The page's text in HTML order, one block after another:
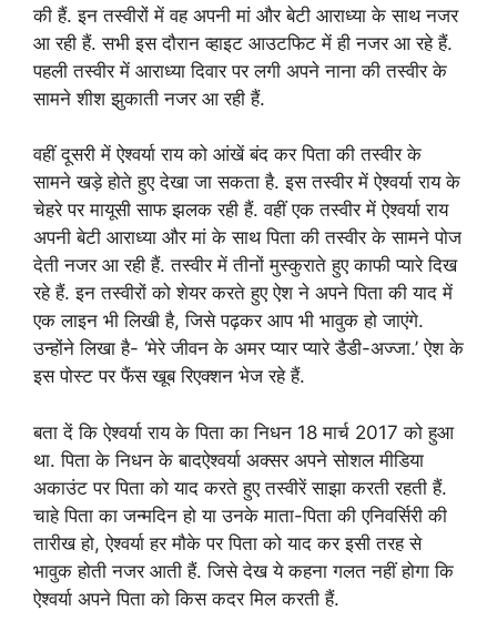
की हैं. इन तस्वीरों में वह अपनी मां और बेटी आराध्या के साथ नजर
आ रही हैं. सभी इस दौरान व्हाइट आउटफिट में ही नजर आ रहे हैं.
पहली तस्वीर में आराध्या दिवार पर लगी अपने नाना की तस्वीर के
सामने शीश झुकाती नजर आ रही हैं.
वहीं दूसरी में ऐश्वर्या राय को आंखें बंद कर पिता की तस्वीर के
सामने खड़े होते हुए देखा जा सकता है. इस तस्वीर में ऐश्वर्या राय के
चेहरे पर मायूसी साफ झलक रही हैं. वहीं एक तस्वीर में ऐश्वर्या राय
अपनी बेटी आराध्या और मां के साथ पिता की तस्वीर के सामने पोज
देती नजर आ रही हैं. तस्वीर में तीनों मुस्कुराते हुए काफी प्यारे दिख
रहे हैं. इन तस्वीरों को शेयर करते हुए ऐश ने अपने पिता की याद में
एक लाइन भी लिखी है, जिसे पढ़कर आप भी भावुक हो जाएंगे.
उन्होंने लिखा है- ‘मेरे जीवन के अमर प्यार प्यारे डैडी-अज्जा.’ ऐश के
इस पोस्ट पर फैंस खूब रिएक्शन भेज रहे हैं.
बता दें कि ऐश्वर्या राय के पिता का निधन 18 मार्च 2017 को हुआ
था. पिता के निधन के बादऐश्वर्या अक्सर अपने सोशल मीडिया
अकाउंट पर पिता को याद करते हुए तस्वीरें साझा करती रहती हैं.
चाहे पिता का जन्मदिन हो या उनके माता-पिता की एनिवर्सिरी की
तारीख हो, ऐश्वर्या हर मौके पर पिता को याद कर इसी तरह से
भावुक होती नजर आती हैं. जिसे देख ये कहना गलत नहीं होगा कि
ऐश्वर्या अपने पिता को किस कदर मिल करती हैं.